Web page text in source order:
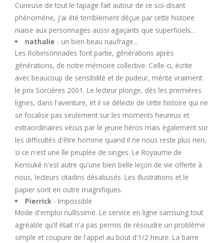
Curieuse de tout le tapage fait autour de ce soi-disant
phénomène, j'ai été terriblement déçue par cette histoire
niaise aux personnages aussi agaçants que superficiels...
nathalie - un bien beau naufrage...
Les Robinsonnades font partie, générations après
générations, de notre mémoire collective. Celle-ci, écrite
avec beaucoup de sensibilité et de pudeur, mérite vraiment
le prix Sorcières 2001. Le lecteur plonge, dès les premières
lignes, dans l'aventure, et il se délecte de cette histoire qui ne
se focalise pas seulement sur les moments heureux et
extraordinaires vécus par le jeune héros mais également sur
les difficultés d'être homme quand il ne nous reste plus rien,
si ce n'est une île peuplée de singes. Le Royaume de
Kensuké n'est autre qu'une bien belle leçon de vie offerte à
nous, lecteurs citadins désabusés. Les illustrations et le
papier sont en outre magnifiques.
Pierrick- Impossible
Mode d'emploi nullissime. Le service en ligne samsung tout
agréable qu'il était n'a pas permis de résoudre un problème
simple et coupure de l'appel au bout d'1/2 heure. La barre